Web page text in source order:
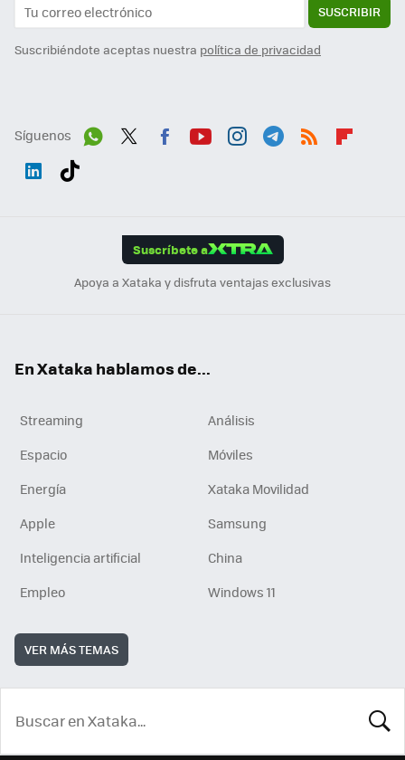
SUSCRIBIR
Suscribiéndote aceptas nuestra política de privacidad
Síguenos
Suscríbete a
Apoya a Xataka y disfruta ventajas exclusivas
En Xataka hablamos de...
Streaming
Análisis
Espacio
Móviles
Energía
Xataka Movilidad
Apple
Samsung
Inteligencia artificial
China
Empleo
Windows 11
VER MÁS TEMAS